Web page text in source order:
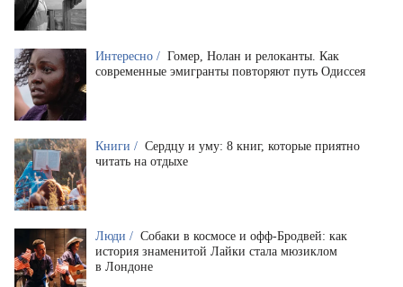
Интересно / Гомер, Нолан и релоканты. Как
современные эмигранты повторяют путь Одиссея
Книги / Сердцу и уму: 8 книг, которые приятно
читать на отдыхе
Люди / Собаки в космосе и офф-Бродвей: как
история знаменитой Лайки стала мюзиклом
в Лондоне